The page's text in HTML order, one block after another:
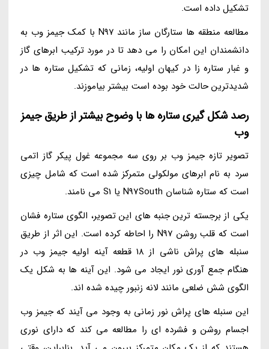
تشکیل داده است.
مطالعه منطقه ها ستارگان ساز مانند N97 با کمک جیمز وب به
دانشمندان این امکان را می دهد تا در مورد ترکیب ابرهای گاز
و غبار ستاره زا در کیهان اولیه، زمانی که تشکیل ستاره ها در
شدیدترین حالت خود بوده است بیشتر بیاموزند.
رصد شکل گیری ستاره ها با وضوح بیشتر از طریق جیمز
وب
تصویر تازه جیمز وب بر روی سه مجموعه غول پیکر گاز اتمی
سرد به نام ابرهای مولکولی متمرکز شده است که شامل چیزی
است که ستاره شناسان N97South یا S1 می نامند.
یکی از برجسته ترین جنبه های این تصویر، الگوی ستاره فشان
است که قلب روشن N97 را احاطه کرده است. این اثر از طریق
سنبله های پراش ناشی از 18 قطعه آینه اولیه جیمز وب در
هنگام جمع آوری نور ایجاد می شود. این آینه ها به شکل یک
الگوی شش ضلعی مانند لانه زنبور چیده شده اند.
این سنبله های پراش نور زمانی به وجود می آیند که جیمز وب
اجسام روشن و فشرده ای را مطالعه می کند که دارای نوری